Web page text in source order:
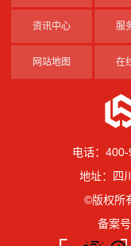
资讯中心 服
网站地图 在
电话：
地址：四
©版权所
备案号